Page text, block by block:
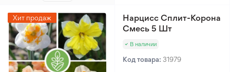
Хит продаж
Нарцисс Сплит-Корона
Смесь 5 Шт
В наличии
Код товара: 31979